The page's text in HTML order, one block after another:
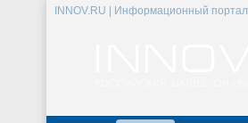
INNOV.RU | Информационный портал